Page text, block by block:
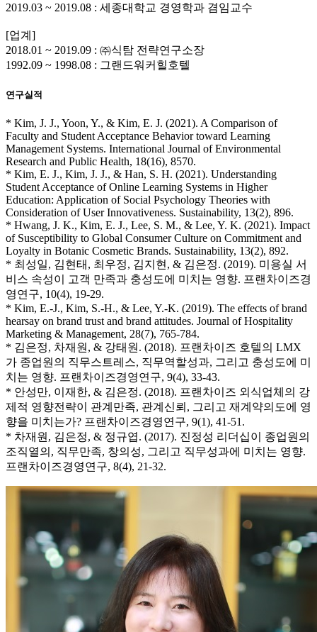
2019.03 ~ 2019.08 : 세종대학교 경영학과 겸임교수
[업계]
2018.01 ~ 2019.09 : ㈜식탐 전략연구소장
1992.09 ~ 1998.08 : 그랜드워커힐호텔
연구실적
* Kim, J. J., Yoon, Y., & Kim, E. J. (2021). A Comparison of
Faculty and Student Acceptance Behavior toward Learning
Management Systems. International Journal of Environmental
Research and Public Health, 18(16), 8570.
* Kim, E. J., Kim, J. J., & Han, S. H. (2021). Understanding
Student Acceptance of Online Learning Systems in Higher
Education: Application of Social Psychology Theories with
Consideration of User Innovativeness. Sustainability, 13(2), 896.
* Hwang, J. K., Kim, E. J., Lee, S. M., & Lee, Y. K. (2021). Impact
of Susceptibility to Global Consumer Culture on Commitment and
Loyalty in Botanic Cosmetic Brands. Sustainability, 13(2), 892.
* 최성일, 김현태, 최우정, 김지현, & 김은정. (2019). 미용실 서
비스 속성이 고객 만족과 충성도에 미치는 영향. 프랜차이즈경
영연구, 10(4), 19-29.
* Kim, E.-J., Kim, S.-H., & Lee, Y.-K. (2019). The effects of brand
hearsay on brand trust and brand attitudes. Journal of Hospitality
Marketing & Management, 28(7), 765-784.
* 김은정, 차재원, & 강태원. (2018). 프랜차이즈 호텔의 LMX
가 종업원의 직무스트레스, 직무역할성과, 그리고 충성도에 미
치는 영향. 프랜차이즈경영연구, 9(4), 33-43.
* 안성만, 이재한, & 김은정. (2018). 프랜차이즈 외식업체의 강
제적 영향전략이 관계만족, 관계신뢰, 그리고 재계약의도에 영
향을 미치는가? 프랜차이즈경영연구, 9(1), 41-51.
* 차재원, 김은정, & 정규엽. (2017). 진정성 리더십이 종업원의
조직열의, 직무만족, 창의성, 그리고 직무성과에 미치는 영향.
프랜차이즈경영연구, 8(4), 21-32.